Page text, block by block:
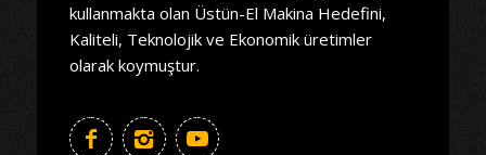
kullanmakta olan Üstün-El Makina Hedefini,
Kaliteli, Teknolojik ve Ekonomik üretimler
olarak koymuştur.